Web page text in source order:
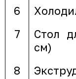
6
7
Стол
см)
8